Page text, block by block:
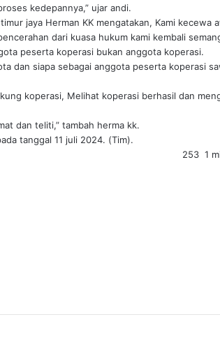
kedepannya,” ujar andi.
jaya Herman KK mengatakan, Kami kecewa
dari kuasa hukum kami kembali
peserta koperasi bukan anggota koperasi.
dan siapa sebagai anggota peserta koperasi
koperasi, Melihat koperasi berhasil dan
dan teliti,” tambah herma kk.
tanggal 11 juli 2024. (Tim).
253 1